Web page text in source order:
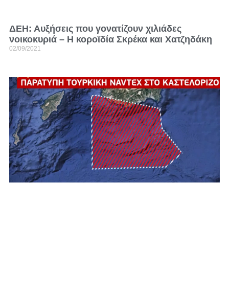
ΔΕΗ: Αυξήσεις που γονατίζουν χιλιάδες
νοικοκυριά – Η κοροϊδία Σκρέκα και Χατζηδάκη
02/09/2021